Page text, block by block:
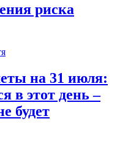
риска
на 31 июля:
в этот день –
будет